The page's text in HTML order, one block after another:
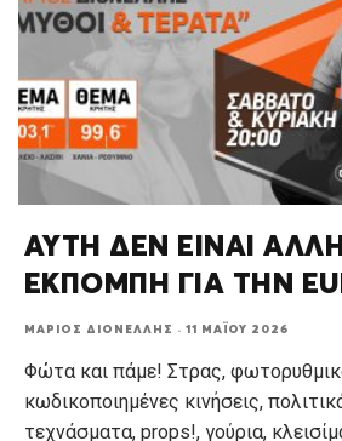
ΑΥΤΗ ΔΕΝ ΕΙΝΑΙ
ΕΚΠΟΜΠΗ ΓΙΑ ΤΗΝ
ΜΆΡΙΟΣ ΔΙΟΝΈΛΛΗΣ · 11 ΜΑΪ́ΟΥ 2026
Φώτα και πάμε! Στρας,
κωδικοποιημένες κινήσεις,
τεχνάσματα, props!, γούρια,